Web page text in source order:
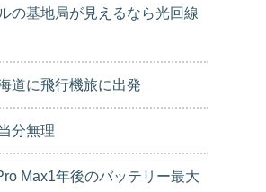
の基地局が見えるなら光回線
道に飛行機旅に出発
分無理
Max1年後のバッテリー最大